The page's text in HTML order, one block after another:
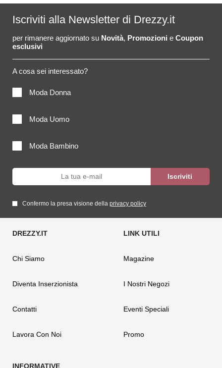
Iscriviti alla Newsletter di Drezzy.it
per rimanere aggiornato su Novità, Promozioni e Coupon
esclusivi
A cosa sei interessato?
Moda Donna
Moda Uomo
Moda Bambino
Confermo la presa visione della privacy policy
Chi Siamo
Diventa Inserzionista
Contatti
Lavora Con Noi
Magazine
I Nostri Negozi
Eventi Speciali
Promo